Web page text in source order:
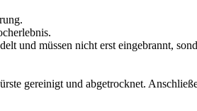
und müssen nicht erst eingebrannt,
gereinigt und abgetrocknet.